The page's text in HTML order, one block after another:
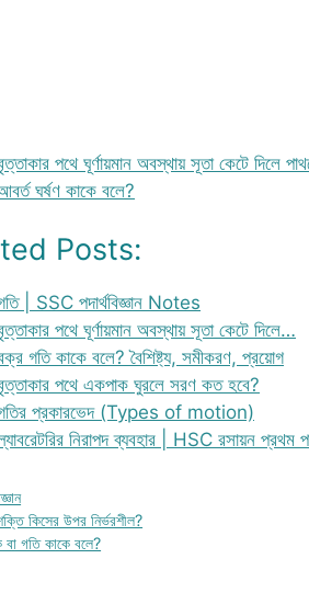
পথে ঘূর্ণায়মান অবস্থায় সূতা কেটে দিলে
ঘর্ষণ কাকে বলে?
Posts:
| SSC পদার্থবিজ্ঞান Notes
পথে ঘূর্ণায়মান অবস্থায় সূতা কেটে দিলে…
গতি কাকে বলে? বৈশিষ্ট্য, সমীকরণ, প্রয়োগ
পথে একপাক ঘুরলে সরণ কত হবে?
প্রকারভেদ (Types of motion)
নিরাপদ ব্যবহার | HSC রসায়ন
কিসের উপর নির্ভরশীল?
বা গতি কাকে বলে?